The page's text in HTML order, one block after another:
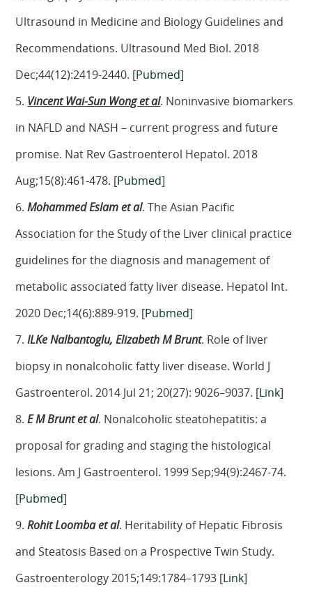
Ultrasound in Medicine and Biology Guidelines and
Recommendations. Ultrasound Med Biol. 2018
Dec;44(12):2419-2440. [Pubmed]
5. Vincent Wai-Sun Wong et al. Noninvasive biomarkers
in NAFLD and NASH – current progress and future
promise. Nat Rev Gastroenterol Hepatol. 2018
Aug;15(8):461-478. [Pubmed]
6.Mohammed Eslam et al. The Asian Pacific
Association for the Study of the Liver clinical practice
guidelines for the diagnosis and management of
metabolic associated fatty liver disease. Hepatol Int.
2020 Dec;14(6):889-919. [Pubmed]
7.ILKe Nalbantoglu, Elizabeth M Brunt. Role of liver
biopsy in nonalcoholic fatty liver disease. World J
Gastroenterol. 2014 Jul 21; 20(27): 9026–9037. [Link]
8.E M Brunt et al. Nonalcoholic steatohepatitis: a
proposal for grading and staging the histological
lesions. Am J Gastroenterol. 1999 Sep;94(9):2467-74.
[Pubmed]
9.Rohit Loomba et al. Heritability of Hepatic Fibrosis
and Steatosis Based on a Prospective Twin Study.
Gastroenterology 2015;149:1784–1793 [Link]